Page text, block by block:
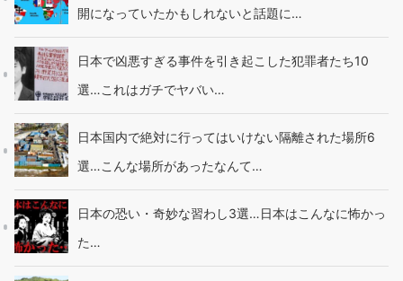
開になっていたかもしれないと話題に…
日本で凶悪すぎる事件を引き起こした犯罪者たち10
選…これはガチでヤバい…
日本国内で絶対に行ってはいけない隔離された場所6
選…こんな場所があったなんて…
日本の恐い・奇妙な習わし3選…日本はこんなに怖かっ
た…